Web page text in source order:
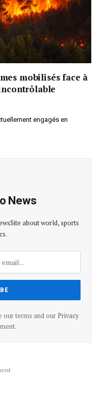
mobilisés face à
engagés en
News
about world, sports
our terms and our Privacy